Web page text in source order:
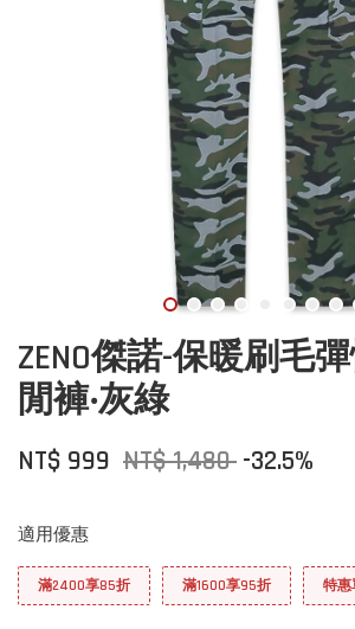
ZENO傑諾-保暖刷毛
閒褲‧灰綠
NT$ 999 NT$ 1,480 -32.5%
適用優惠
滿2400享85折 滿1600享95折 特惠